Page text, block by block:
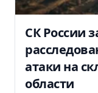
СК России
атаки на
области